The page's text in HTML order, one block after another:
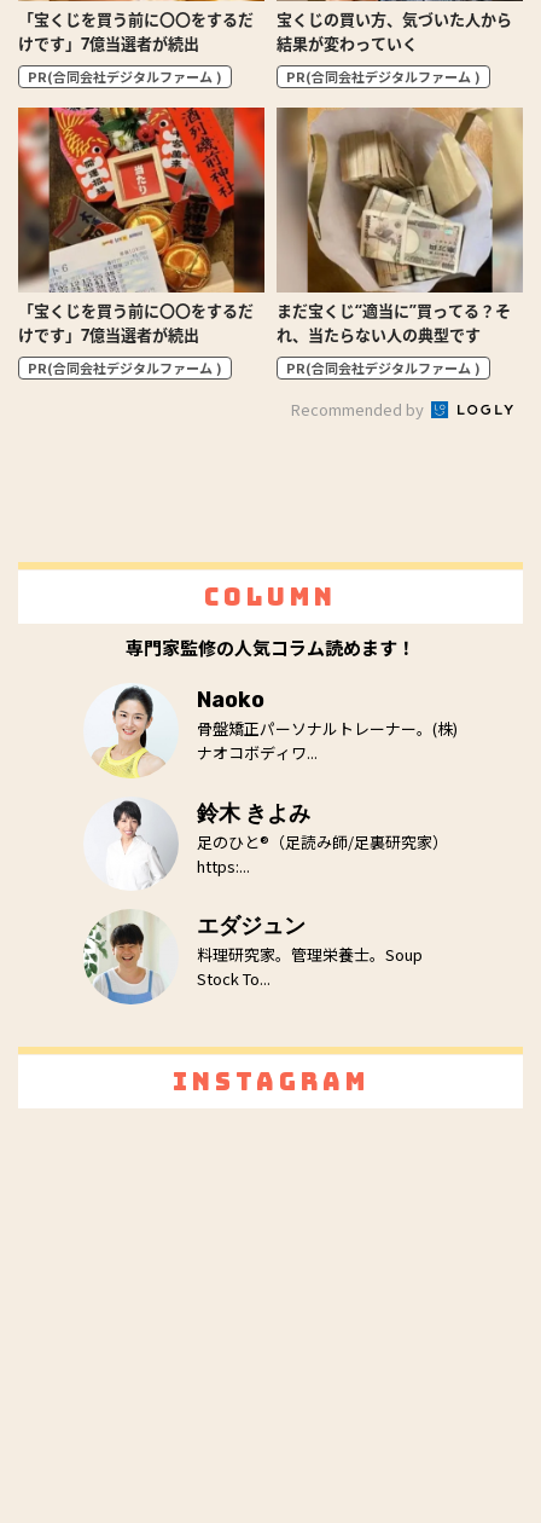
「宝くじを買う前に〇〇をするだ
けです」7億当選者が続出
PR(合同会社デジタルファーム )
宝くじの買い方、気づいた人から
結果が変わっていく
PR(合同会社デジタルファーム )
「宝くじを買う前に〇〇をするだ
けです」7億当選者が続出
PR(合同会社デジタルファーム )
まだ宝くじ“適当に”買ってる？そ
れ、当たらない人の典型です
PR(合同会社デジタルファーム )
Recommended by
Column
専門家監修の人気コラム読めます！
Naoko
骨盤矯正パーソナルトレーナー。(株)
ナオコボディワ...
鈴木 きよみ
足のひと®（足読み師/足裏研究家）
https:...
エダジュン
料理研究家。管理栄養士。Soup
Stock To...
Instagram